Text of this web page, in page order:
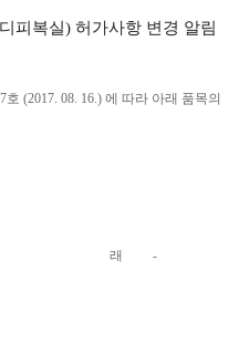
피복실) 허가사항 변경 알림
(2017. 08. 16.) 에 따라 아래 품목의
-